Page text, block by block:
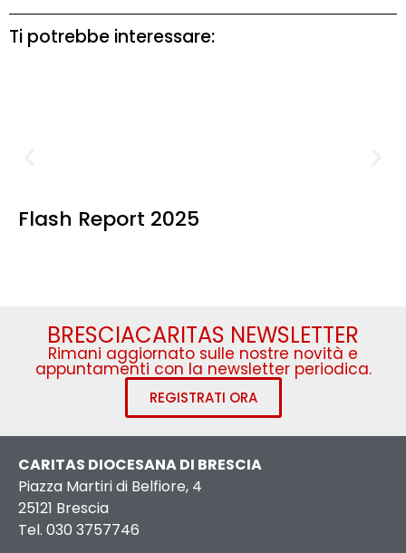
Ti potrebbe interessare:
Flash Report 2025
BRESCIACARITAS NEWSLETTER
Rimani aggiornato sulle nostre novità e
appuntamenti con la newsletter periodica.
REGISTRATI ORA
CARITAS DIOCESANA DI BRESCIA
Piazza Martiri di Belfiore, 4
25121 Brescia
Tel. 030 3757746